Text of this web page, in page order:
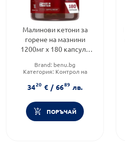
Малинови кетони за
горене на мазнини
1200мг х 180 капсули
Brand: benu.bg
Категория: Контрол на
Форма на продукта: капсули
3420 € / 6689 лв.
ПОРЪЧАЙ